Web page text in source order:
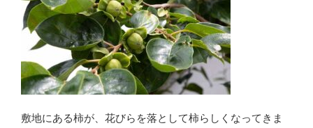
敷地にある柿が、花びらを落として柿らしくなってきま